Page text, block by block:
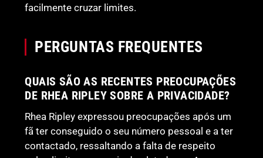
facilmente cruzar limites.
PERGUNTAS FREQUENTES
QUAIS SÃO AS RECENTES PREOCUPAÇÕES
DE RHEA RIPLEY SOBRE A PRIVACIDADE?
Rhea Ripley expressou preocupações após um
fã ter conseguido o seu número pessoal e a ter
contactado, ressaltando a falta de respeito